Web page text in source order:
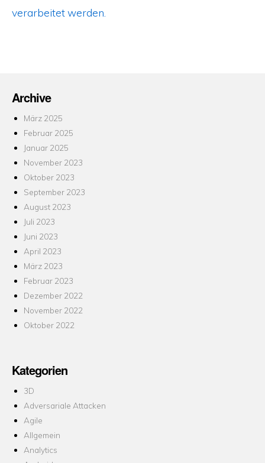
verarbeitet werden.
Archive
März 2025
Februar 2025
Januar 2025
November 2023
Oktober 2023
September 2023
August 2023
Juli 2023
Juni 2023
April 2023
März 2023
Februar 2023
Dezember 2022
November 2022
Oktober 2022
Kategorien
3D
Adversariale Attacken
Agile
Allgemein
Analytics